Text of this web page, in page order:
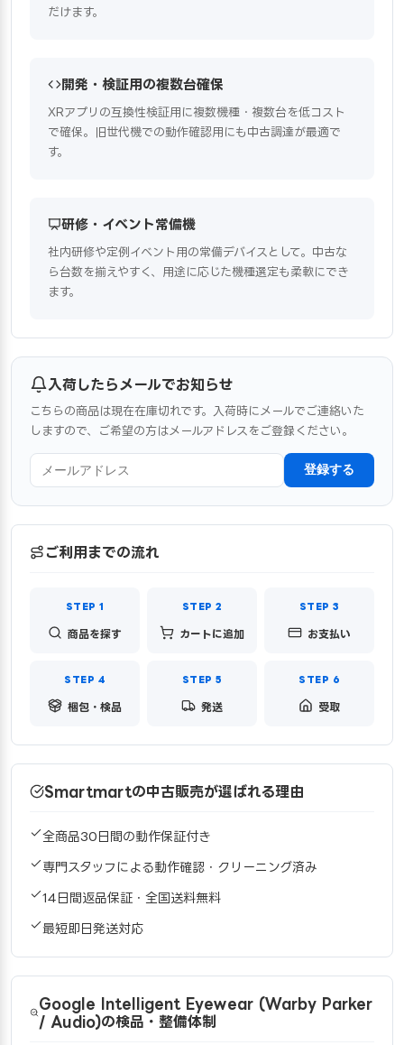
だけます。
開発・検証用の複数台確保
XRアプリの互換性検証用に複数機種・複数台を低コスト
で確保。旧世代機での動作確認用にも中古調達が最適で
す。
研修・イベント常備機
社内研修や定例イベント用の常備デバイスとして。中古な
ら台数を揃えやすく、用途に応じた機種選定も柔軟にでき
ます。
入荷したらメールでお知らせ
こちらの商品は現在在庫切れです。入荷時にメールでご連絡いた
しますので、ご希望の方はメールアドレスをご登録ください。
登録する
ご利用までの流れ
商品を探す カートに追加 お支払い
梱包・検品 発送 受取
Smartmartの中古販売が選ばれる理由
全商品30日間の動作保証付き
専門スタッフによる動作確認・クリーニング済み
14日間返品保証・全国送料無料
最短即日発送対応
Google Intelligent Eyewear (Warby Parker
/ Audio)の検品・整備体制